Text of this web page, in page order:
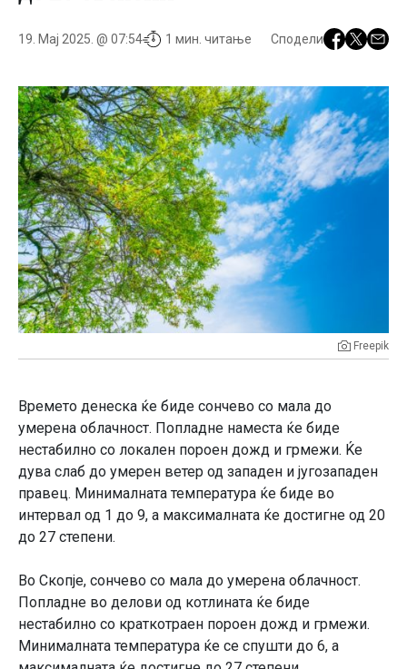
19. Мај 2025. @ 07:54 1 мин. читање Сподели
Freepik
Времето денеска ќе биде сончево со мала до
умерена облачност. Попладне наместа ќе биде
нестабилно со локален пороен дожд и грмежи. Ќе
дува слаб до умерен ветер од западен и југозападен
правец. Минималната температура ќе биде во
интервал од 1 до 9, а максималната ќе достигне од 20
до 27 степени.
Во Скопје, сончево со мала до умерена облачност.
Попладне во делови од котлината ќе биде
нестабилно со краткотраен пороен дожд и грмежи.
Минималната температура ќе се спушти до 6, а